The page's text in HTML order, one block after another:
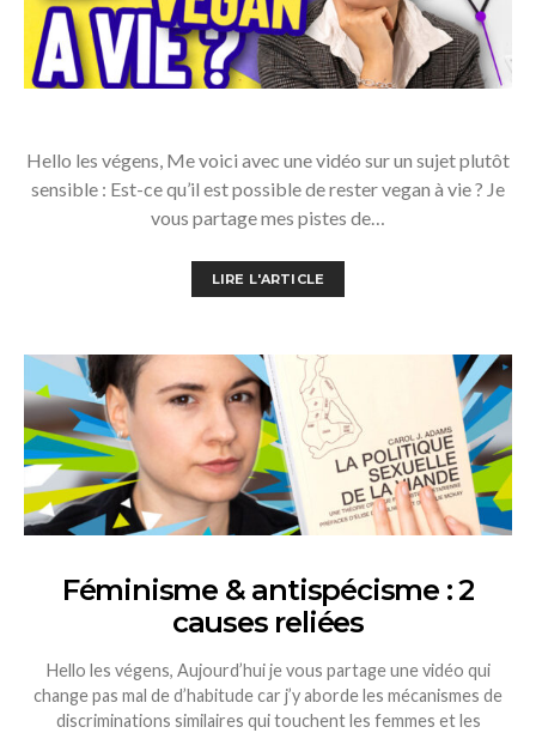
Hello les végens, Me voici avec une vidéo sur un sujet plutôt
sensible : Est-ce qu’il est possible de rester vegan à vie ? Je
vous partage mes pistes de…
LIRE L'ARTICLE
Féminisme & antispécisme : 2
causes reliées
Hello les végens, Aujourd’hui je vous partage une vidéo qui
change pas mal de d’habitude car j’y aborde les mécanismes de
discriminations similaires qui touchent les femmes et les